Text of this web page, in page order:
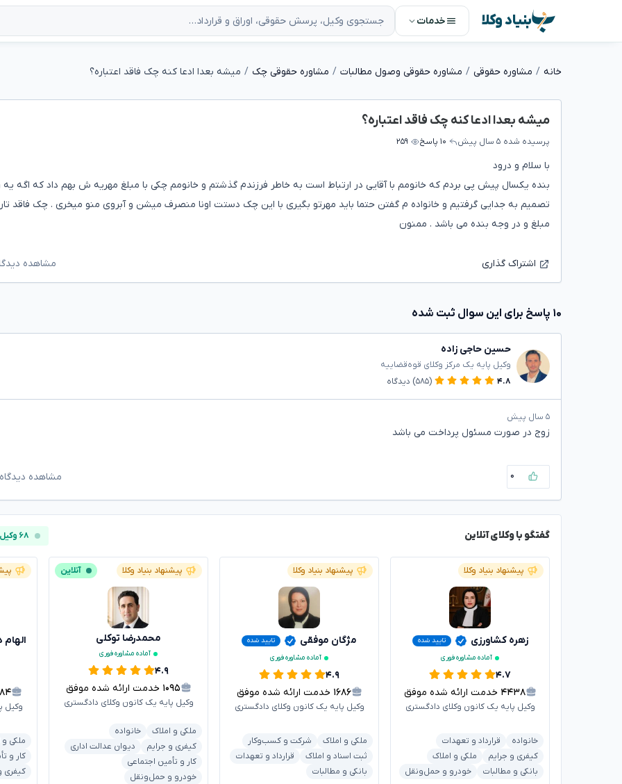
بنیاد وکلا خدمات
خانه مشاوره حقوقی مشاوره حقوقی وصول مطالبات مشاوره حقوقی چک میشه بعدا ادعا کنه چک فاقد اعتباره؟
میشه بعدا ادعا کنه چک فاقد اعتباره؟
پرسیده شده ۵ سال پیش ۱۰ پاسخ ۲۵۹
با سلام و درود
بنده یکسال پیش پی بردم که خانومم با آقایی در ارتباط است به خاطر فرزندم گذشتم و خانومم چکی با مبلغ مهریه ش بهم داد که اگه یه
تصمیم به جدایی گرفتیم و خانواده م گفتن حتما باید مهرتو بگیری با این چک دستت اونا منصرف میشن و آبروی منو میخری . چک فاقد
مبلغ و در وجه بنده می باشد . ممنون
اشتراک گذاری مشاهده
۱۰ پاسخ برای این سوال ثبت شده
حسین حاجی زاده
وکیل پایه یک مرکز وکلای قوه‌قضاییه
۴.۸
(۵۸۵) دیدگاه
۵ سال پیش
زوج در صورت مسئول پرداخت می باشد
۰ مشاهده
گفتگو با وکلای آنلاین ۶۸ وکیل آنلاین
پیشنهاد بنیاد وکلا
زهره کشاورزی
تایید شده
آماده مشاوره فوری
۴.۷
۴۴۳۸ خدمت ارائه شده موفق
وکیل پایه یک کانون وکلای دادگستری
خانواده
قرارداد و تعهدات
کیفری و جرایم
ملکی و املاک
بانکی و مطالبات
خودرو و حمل‌ونقل
پیشنهاد بنیاد وکلا
مژگان موفقی
تایید شده
آماده مشاوره فوری
۴.۹
۱۶۸۶ خدمت ارائه شده موفق
وکیل پایه یک کانون وکلای دادگستری
ملکی و املاک
شرکت و کسب‌وکار
ثبت اسناد و املاک
قرارداد و تعهدات
بانکی و مطالبات
پیشنهاد بنیاد وکلا آنلاین
محمدرضا توکلی
آماده مشاوره فوری
۴.۹
۱۰۹۵ خدمت ارائه شده موفق
وکیل پایه یک کانون وکلای دادگستری
ملکی و املاک
خانواده
کیفری و جرایم
دیوان عدالت اداری
کار و تأمین اجتماعی
خودرو و حمل‌ونقل
الهام
وکیل
ملکی و
کار و
کیفری